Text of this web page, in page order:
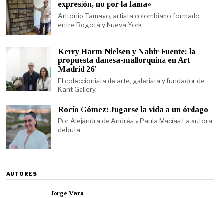
expresión, no por la fama»
Antonio Tamayo, artista colombiano formado
entre Bogotá y Nueva York
Kerry Harm Nielsen y Nahir Fuente: la
propuesta danesa-mallorquina en Art
Madrid 26′
El coleccionista de arte, galerista y fundador de
Kant Gallery,
Rocío Gómez: Jugarse la vida a un órdago
Por Alejandra de Andrés y Paula Macías La autora
debuta
AUTORES
Jorge Vara